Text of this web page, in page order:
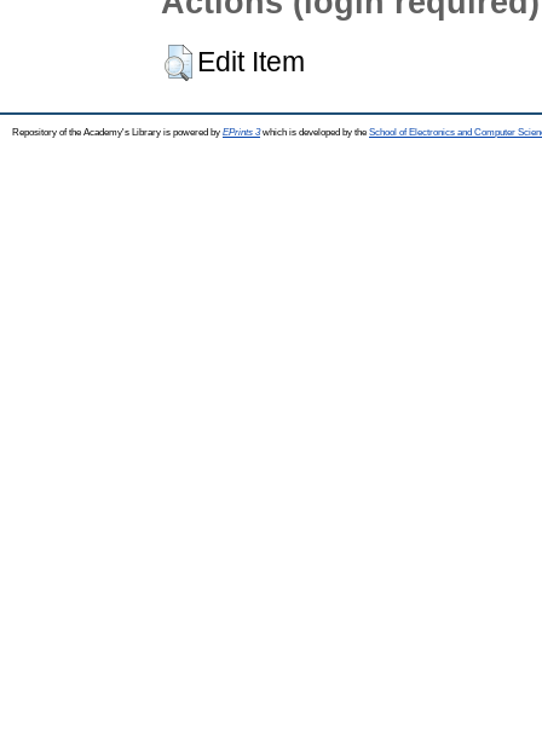
Edit Item
Repository of the Academy's Library is powered by EPrints 3which is developed by the School of Electronics and Computer